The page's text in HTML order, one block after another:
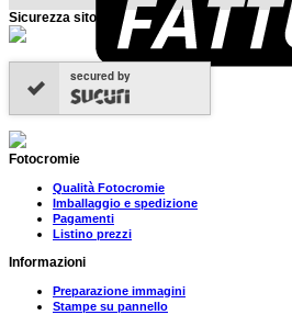
Sicurezza sito
secured by
Fotocromie
Qualità Fotocromie
Imballaggio e spedizione
Pagamenti
Listino prezzi
Informazioni
Preparazione immagini
Stampe su pannello